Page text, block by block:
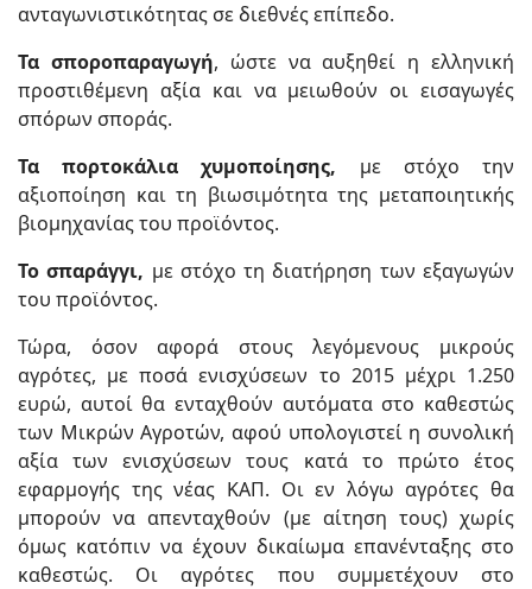
ανταγωνιστικότητας σε διεθνές επίπεδο.
Τα σποροπαραγωγή, ώστε να αυξηθεί η ελληνική
προστιθέμενη αξία και να μειωθούν οι εισαγωγές
σπόρων σποράς.
Τα πορτοκάλια χυμοποίησης, με στόχο την
αξιοποίηση και τη βιωσιμότητα της μεταποιητικής
βιομηχανίας του προϊόντος.
Το σπαράγγι, με στόχο τη διατήρηση των εξαγωγών
του προϊόντος.
Τώρα, όσον αφορά στους λεγόμενους μικρούς
αγρότες, με ποσά ενισχύσεων το 2015 μέχρι 1.250
ευρώ, αυτοί θα ενταχθούν αυτόματα στο καθεστώς
των Μικρών Αγροτών, αφού υπολογιστεί η συνολική
αξία των ενισχύσεων τους κατά το πρώτο έτος
εφαρμογής της νέας ΚΑΠ. Οι εν λόγω αγρότες θα
μπορούν να απενταχθούν (με αίτηση τους) χωρίς
όμως κατόπιν να έχουν δικαίωμα επανένταξης στο
καθεστώς. Οι αγρότες που συμμετέχουν στο